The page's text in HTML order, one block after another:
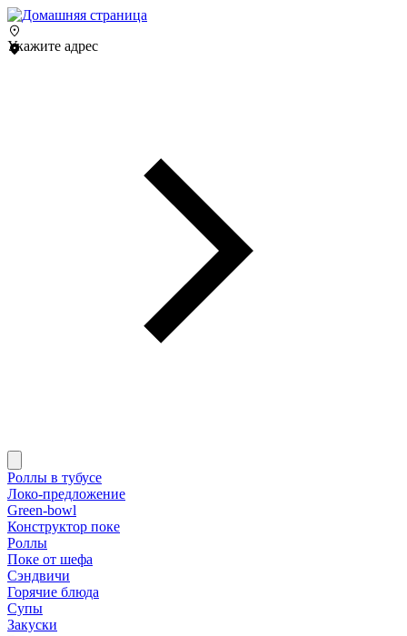
Укажите адрес
Роллы в тубусе
Локо-предложение
Green-bowl
Конструктор поке
Роллы
Поке от шефа
Сэндвичи
Горячие блюда
Супы
Закуски